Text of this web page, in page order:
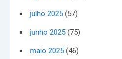
julho 2025 (57)
junho 2025 (75)
maio 2025 (46)